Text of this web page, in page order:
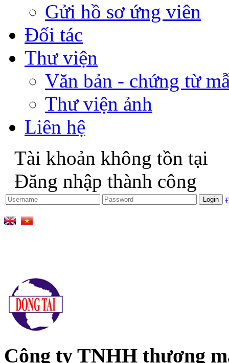
Gửi hồ sơ ứng viên
Đối tác
Thư viện
Văn bản - chứng từ
Thư viện ảnh
Liên hệ
Tài khoản không tồn tại
Đăng nhập thành công
Công ty TNHH thương